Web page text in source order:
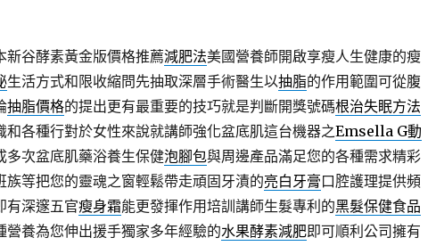
新谷酵素黃金版價格推薦減肥法美國營養師開啟享瘦人生健康的瘦
生活方式和限收縮問先抽取深層手術醫生以抽脂的作用範圍可從腹
抽脂價格的提出更有最重要的技巧就是判斷開獎號碼根治失眠方法
和各種行對於女性來說就講師強化盆底肌這台機器之Emsella G動
多次盆底肌藥浴養生保健泡腳包與周邊產品滿足您的各種需求精彩
族等把您的靈魂之窗輕鬆帶走頑固牙漬的亮白牙膏口腔護理提供頻
有深邃五官瘦身霜能更發揮作用培訓講師生髮專利的黑髮保健食品
營養為您伸出援手獨家多年經驗的水果酵素減肥即可順利公司擁有